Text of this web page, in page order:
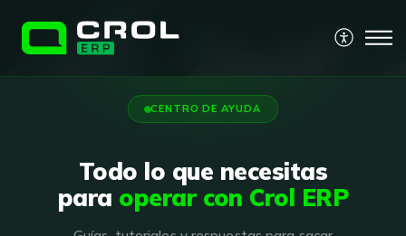
CENTRO DE AYUDA
Todo lo que necesitas
para operar con Crol ERP